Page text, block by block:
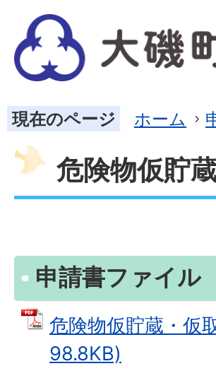
現在のページ ホーム
危険物仮貯
申請書ファイル
危険物仮貯蔵・仮
98.8KB)